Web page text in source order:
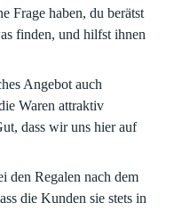
Frage haben, du berätst
finden, und hilfst ihnen
Angebot auch
Waren attraktiv
dass wir uns hier auf
den Regalen nach dem
die Kunden sie stets in